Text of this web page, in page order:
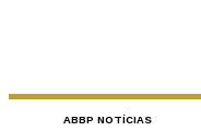
ABBP NOTÍCIAS